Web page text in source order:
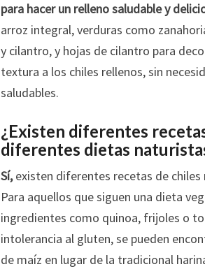
para hacer un relleno saludable y
arroz integral, verduras como
y cilantro, y hojas de cilantro para
textura a los chiles rellenos, sin
saludables.
¿Existen diferentes
diferentes dietas
Sí,existen diferentes recetas de
Para aquellos que siguen una dieta
ingredientes como quinoa, frijoles o
intolerancia al gluten, se pueden
de maíz en lugar de la tradicional